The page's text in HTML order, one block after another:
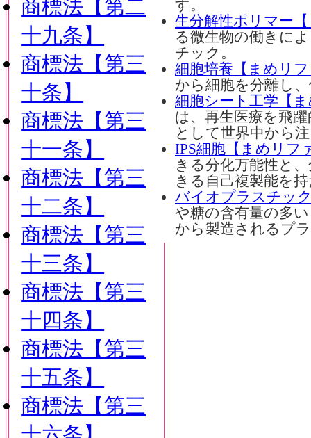
す。
生分解性ポリマー
る微生物の働きに
チック。
細胞培養【まめリ
から細胞を分離し
細胞シート工学【
は、再生医療を飛
として世界中から
IPS細胞【まめリフ
きる分化万能性と
きる自己複製能を
バイオプラスチッ
や糖の含有量の多
から製造されるプ
商標法【第二
十九条】
商標法【第三
十条】
商標法【第三
十一条】
商標法【第三
十二条】
商標法【第三
十三条】
商標法【第三
十四条】
商標法【第三
十五条】
商標法【第三